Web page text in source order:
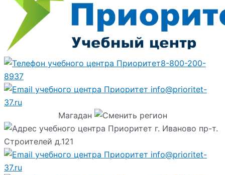
8-800-200-
8937
info@prioritet-
37.ru
Магадан
г. Иваново пр-т.
Строителей д.121
info@prioritet-
37.ru